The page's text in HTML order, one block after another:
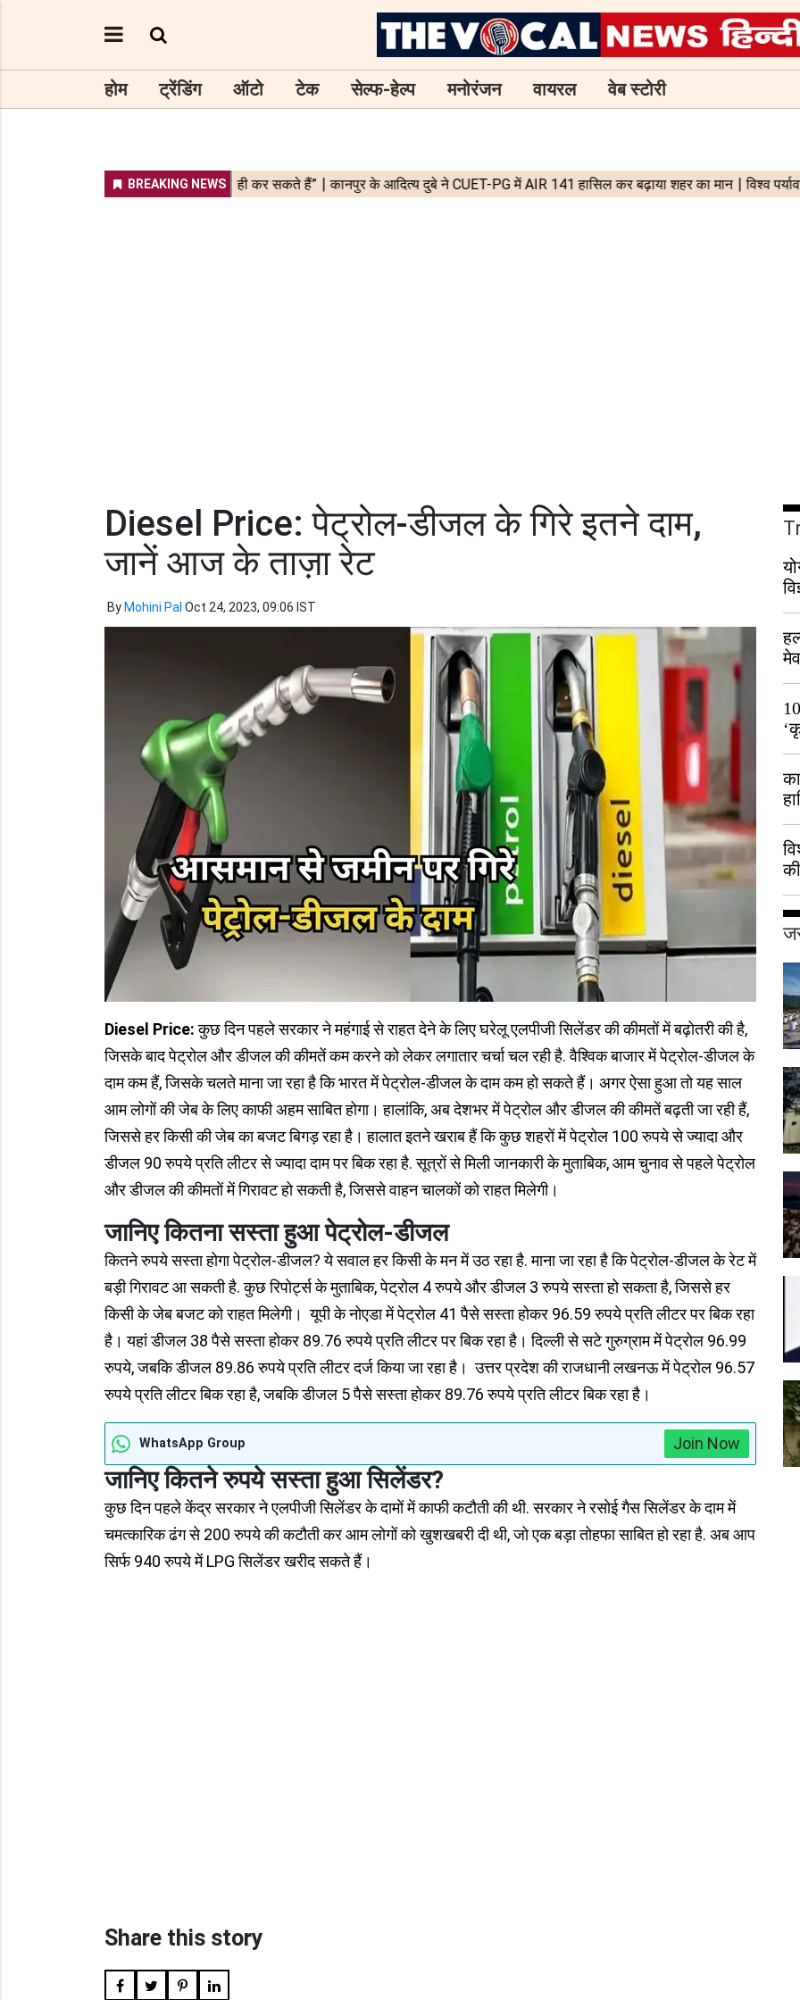
होम ट्रेंडिंग ऑटो टेक सेल्फ-हेल्प मनोरंजन वायरल वेब स्टोरी
Diesel Price: पेट्रोल-डीजल के गिरे इतने दाम,
जानें आज के ताज़ा रेट
By Mohini Pal Oct 24, 2023, 09:06 IST
Diesel Price:कुछ दिन पहले सरकार ने महंगाई से राहत देने के लिए घरेलू एलपीजी सिलेंडर की कीमतों में बढ़ोतरी की है,
जिसके बाद पेट्रोल और डीजल की कीमतें कम करने को लेकर लगातार चर्चा चल रही है. वैश्विक बाजार में पेट्रोल-डीजल के
दाम कम हैं, जिसके चलते माना जा रहा है कि भारत में पेट्रोल-डीजल के दाम कम हो सकते हैं। अगर ऐसा हुआ तो यह साल
आम लोगों की जेब के लिए काफी अहम साबित होगा। हालांकि, अब देशभर में पेट्रोल और डीजल की कीमतें बढ़ती जा रही हैं,
जिससे हर किसी की जेब का बजट बिगड़ रहा है। हालात इतने खराब हैं कि कुछ शहरों में पेट्रोल 100 रुपये से ज्यादा और
डीजल 90 रुपये प्रति लीटर से ज्यादा दाम पर बिक रहा है. सूत्रों से मिली जानकारी के मुताबिक, आम चुनाव से पहले पेट्रोल
और डीजल की कीमतों में गिरावट हो सकती है, जिससे वाहन चालकों को राहत मिलेगी।
जानिए कितना सस्ता हुआ पेट्रोल-डीजल
कितने रुपये सस्ता होगा पेट्रोल-डीजल? ये सवाल हर किसी के मन में उठ रहा है. माना जा रहा है कि पेट्रोल-डीजल के रेट में
बड़ी गिरावट आ सकती है. कुछ रिपोर्ट्स के मुताबिक, पेट्रोल 4 रुपये और डीजल 3 रुपये सस्ता हो सकता है, जिससे हर
किसी के जेब बजट को राहत मिलेगी। यूपी के नोएडा में पेट्रोल 41 पैसे सस्ता होकर 96.59 रुपये प्रति लीटर पर बिक रहा
है। यहां डीजल 38 पैसे सस्ता होकर 89.76 रुपये प्रति लीटर पर बिक रहा है। दिल्ली से सटे गुरुग्राम में पेट्रोल 96.99
रुपये, जबकि डीजल 89.86 रुपये प्रति लीटर दर्ज किया जा रहा है। उत्तर प्रदेश की राजधानी लखनऊ में पेट्रोल 96.57
रुपये प्रति लीटर बिक रहा है, जबकि डीजल 5 पैसे सस्ता होकर 89.76 रुपये प्रति लीटर बिक रहा है।
WhatsApp Group Join Now
जानिए कितने रुपये सस्ता हुआ सिलेंडर?
कुछ दिन पहले केंद्र सरकार ने एलपीजी सिलेंडर के दामों में काफी कटौती की थी. सरकार ने रसोई गैस सिलेंडर के दाम में
चमत्कारिक ढंग से 200 रुपये की कटौती कर आम लोगों को खुशखबरी दी थी, जो एक बड़ा तोहफा साबित हो रहा है. अब आप
सिर्फ 940 रुपये में LPG सिलेंडर खरीद सकते हैं।
Share this story
हुई